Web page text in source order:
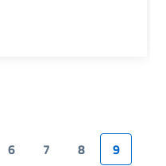
6 7 8
9